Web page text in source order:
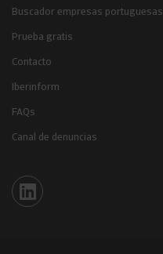
Buscador empresas portuguesas
Prueba gratis
Contacto
Iberinform
FAQs
Canal de denuncias
Iberinform en Linkedin